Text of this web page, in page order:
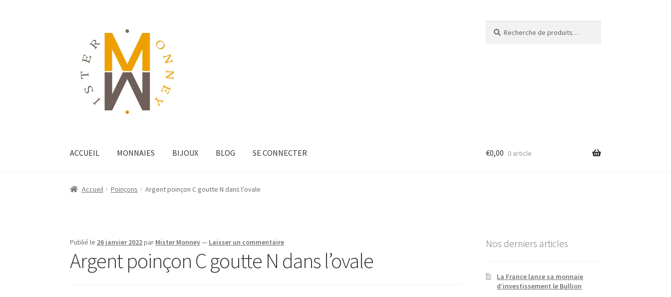
ACCUEIL MONNAIES BIJOUX BLOG SE CONNECTER €0,00 0 article
Accueil Poinçons Argent poinçon C goutte N dans l’ovale
Publié le 26 janvier 2022par Mister Monney— Laisser un commentaire
Argent poinçon C goutte N dans l’ovale
Nos derniers articles
La France lance sa monnaie
d’investissement le Bullion